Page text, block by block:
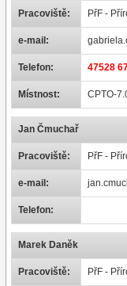
Pracoviště: PřF -
e-mail:
Telefon: 47528
Místnost: CPTO-
Jan Čmuchař
Pracoviště: PřF -
e-mail:
Telefon:
Marek Daněk
Pracoviště: PřF -